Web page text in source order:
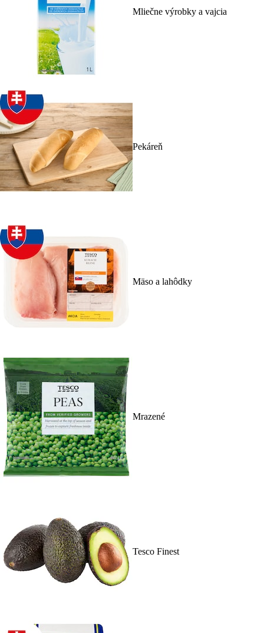
Mliečne výrobky a vajcia
Pekáreň
Mäso a lahôdky
Mrazené
Tesco Finest